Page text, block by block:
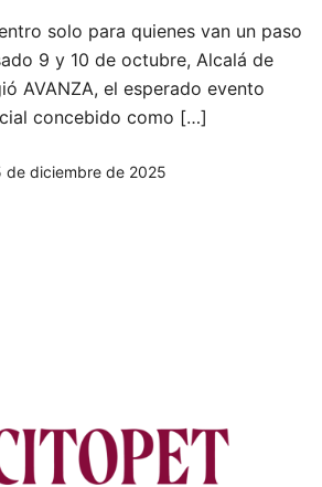
solo para quienes van un paso
9 y 10 de octubre, Alcalá de
AVANZA, el esperado evento
concebido como […]
de diciembre de 2025